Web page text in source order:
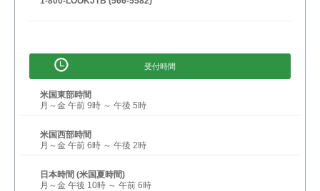
受付時間
米国東部時間
月～金 午前 9時 ～ 午後 5時
米国西部時間
月～金 午前 6時 ～ 午後 2時
日本時間 (米国夏時間)
月～金 午後 10時 ～ 午前 6時